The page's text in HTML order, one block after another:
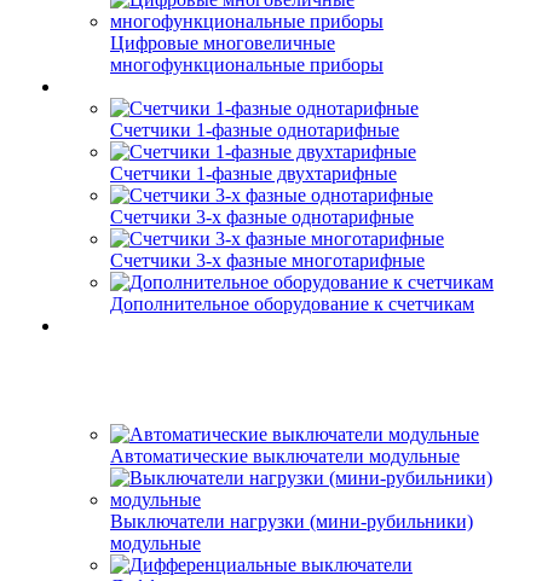
Цифровые многовеличные
многофункциональные приборы
Счетчики 1-фазные однотарифные
Счетчики 1-фазные двухтарифные
Счетчики 3-х фазные однотарифные
Счетчики 3-х фазные многотарифные
Дополнительное оборудование к счетчикам
Автоматические выключатели модульные
Выключатели нагрузки (мини-рубильники)
модульные